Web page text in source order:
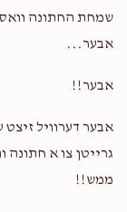
$36.00
שמחת החתונה
אבער...
אבער!!
אבער דערוויל זיצט
גרייטן צו א חתונה
ממש!!